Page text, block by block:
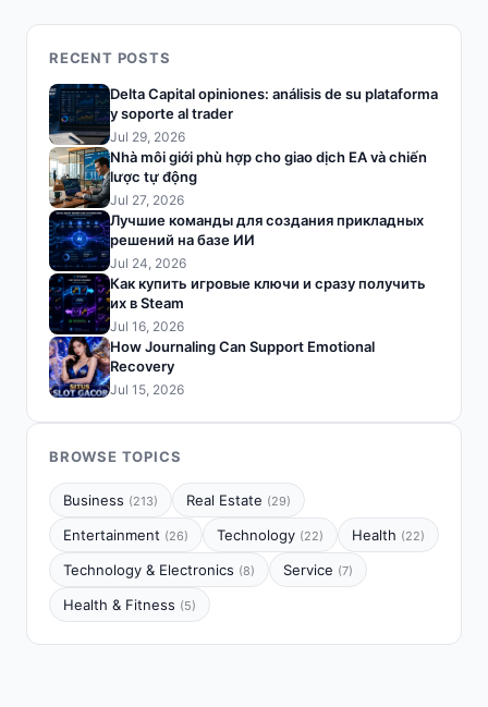
RECENT POSTS
Delta Capital opiniones: análisis de su plataforma
y soporte al trader
Jul 29, 2026
Nhà môi giới phù hợp cho giao dịch EA và chiến
lược tự động
Jul 27, 2026
Лучшие команды для создания прикладных
решений на базе ИИ
Jul 24, 2026
Как купить игровые ключи и сразу получить
их в Steam
Jul 16, 2026
How Journaling Can Support Emotional
Recovery
Jul 15, 2026
BROWSE TOPICS
Business (213) Real Estate (29)
Entertainment (26) Technology (22) Health (22)
Technology & Electronics (8) Service (7)
Health & Fitness (5)